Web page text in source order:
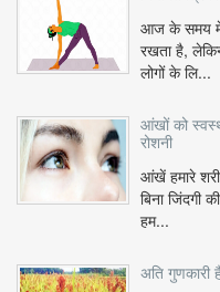
आज के समय में
रखता है,
लोगों के लि...
आंखों को
रोशनी
आंखें हमारे
बिना जिंदगी
हम...
अति गुणकारी